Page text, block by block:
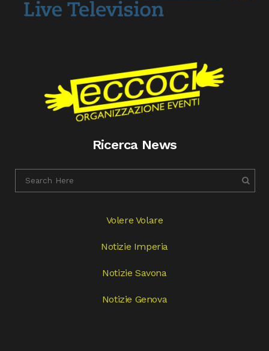
Ricerca News
Volere Volare
Notizie Imperia
Notizie Savona
Notizie Genova